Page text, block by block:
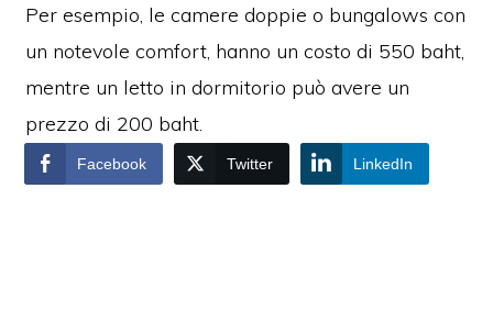
Per esempio, le camere doppie o bungalows con
un notevole comfort, hanno un costo di 550 baht,
mentre un letto in dormitorio può avere un
prezzo di 200 baht.
Facebook Twitter LinkedIn